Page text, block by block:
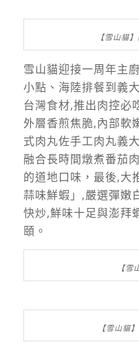
【雪山貓
雪山貓迎接一周年主
小點、海陸排餐到義
台灣食材,推出肉控必
外層香煎焦脆,內部軟
式肉丸佐手工肉丸義
融合長時間燉煮番茄
的道地口味，最後,大
蒜味鮮蝦」,嚴選彈嫩
快炒,鮮味十足與澎拜
頤。
【
【雪山貓